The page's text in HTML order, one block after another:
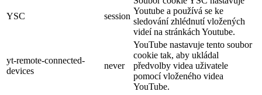
YSC session
Youtube a používá se ke
sledování zhlédnutí vložených
videí na stránkách Youtube.
yt-remote-connected-
devices
never
YouTube nastavuje tento soubor
cookie tak, aby ukládal
předvolby videa uživatele
pomocí vloženého videa
YouTube.